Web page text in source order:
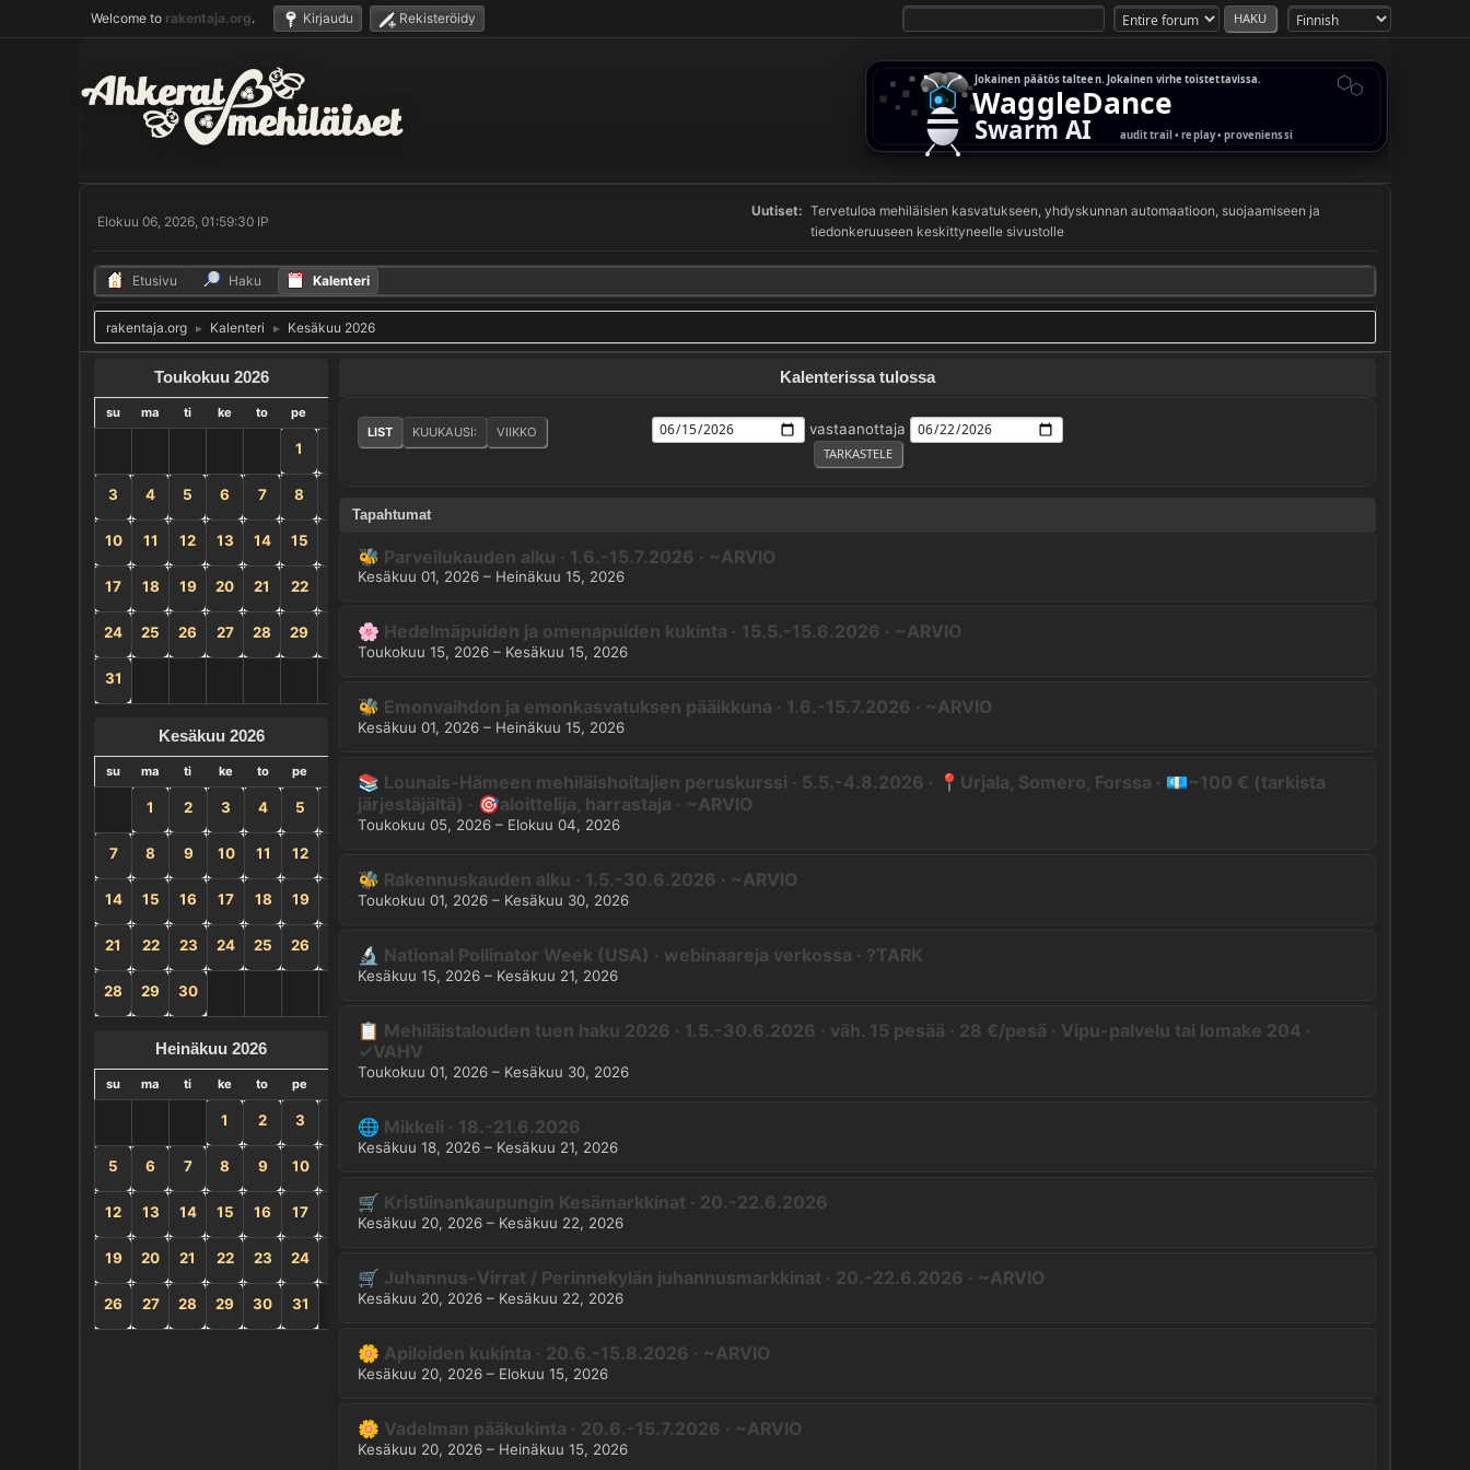
Welcome to rakentaja.org. Kirjaudu Rekisteröidy
Elokuu 06, 2026, 01:59:30 IP
Uutiset: Tervetuloa mehiläisien kasvatukseen, yhdyskunnan automaatioon, suojaamiseen ja
tiedonkeruuseen keskittyneelle sivustolle
Etusivu Haku Kalenteri
rakentaja.org ► Kalenteri ► Kesäkuu 2026
Toukokuu 2026
su ma ti ke to pe
1
3 4 5 6 7 8
10 11 12 13 14 15
17 18 19 20 21 22
24 25 26 27 28 29 30
31
Kesäkuu 2026
su ma ti ke to pe
1 2 3 4 5
7 8 9 10 11 12
14 15 16 17 18 19
21 22 23 24 25 26
28 29 30
Heinäkuu 2026
su ma ti ke to pe
1 2 3
5 6 7 8 9 10
12 13 14 15 16 17
19 20 21 22 23 24
26 27 28 29 30 31
Kalenterissa tulossa
LIST KUUKAUSI: VIIKKO vastaanottaja
Tapahtumat
🐝 Parveilukauden alku · 1.6.-15.7.2026 · ~ARVIO
Kesäkuu 01, 2026 – Heinäkuu 15, 2026
🌸 Hedelmäpuiden ja omenapuiden kukinta · 15.5.-15.6.2026 · ~ARVIO
Toukokuu 15, 2026 – Kesäkuu 15, 2026
🐝 Emonvaihdon ja emonkasvatuksen pääikkuna · 1.6.-15.7.2026 · ~ARVIO
Kesäkuu 01, 2026 – Heinäkuu 15, 2026
📚 Lounais-Hämeen mehiläishoitajien peruskurssi · 5.5.-4.8.2026 · 📍Urjala, Somero, Forssa · 💶~100 € (tarkista
järjestäjältä) · 🎯aloittelija, harrastaja · ~ARVIO
Toukokuu 05, 2026 – Elokuu 04, 2026
🐝 Rakennuskauden alku · 1.5.-30.6.2026 · ~ARVIO
Toukokuu 01, 2026 – Kesäkuu 30, 2026
🔬 National Pollinator Week (USA) · webinaareja verkossa · ?TARK
Kesäkuu 15, 2026 – Kesäkuu 21, 2026
📋 Mehiläistalouden tuen haku 2026 · 1.5.-30.6.2026 · väh. 15 pesää · 28 €/pesä · Vipu-palvelu tai lomake 204 ·
✓VAHV
Toukokuu 01, 2026 – Kesäkuu 30, 2026
🌐 Mikkeli · 18.-21.6.2026
Kesäkuu 18, 2026 – Kesäkuu 21, 2026
🛒 Kristiinankaupungin Kesämarkkinat · 20.-22.6.2026
Kesäkuu 20, 2026 – Kesäkuu 22, 2026
🛒 Juhannus-Virrat / Perinnekylän juhannusmarkkinat · 20.-22.6.2026 · ~ARVIO
Kesäkuu 20, 2026 – Kesäkuu 22, 2026
🌼 Apiloiden kukinta · 20.6.-15.8.2026 · ~ARVIO
Kesäkuu 20, 2026 – Elokuu 15, 2026
🌼 Vadelman pääkukinta · 20.6.-15.7.2026 · ~ARVIO
Kesäkuu 20, 2026 – Heinäkuu 15, 2026